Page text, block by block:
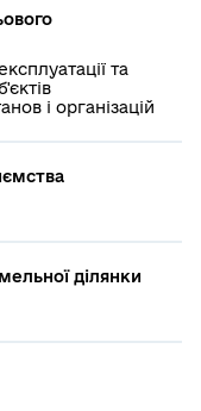
та
і організацій
ділянки